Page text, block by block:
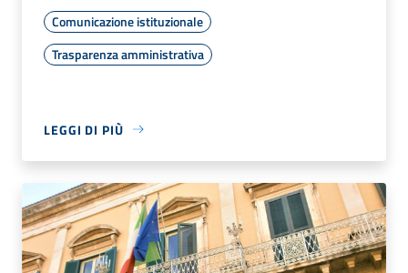
Comunicazione istituzionale
Trasparenza amministrativa
LEGGI DI PIÙ